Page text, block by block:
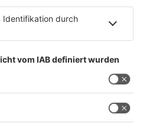
Tankstellenräuber